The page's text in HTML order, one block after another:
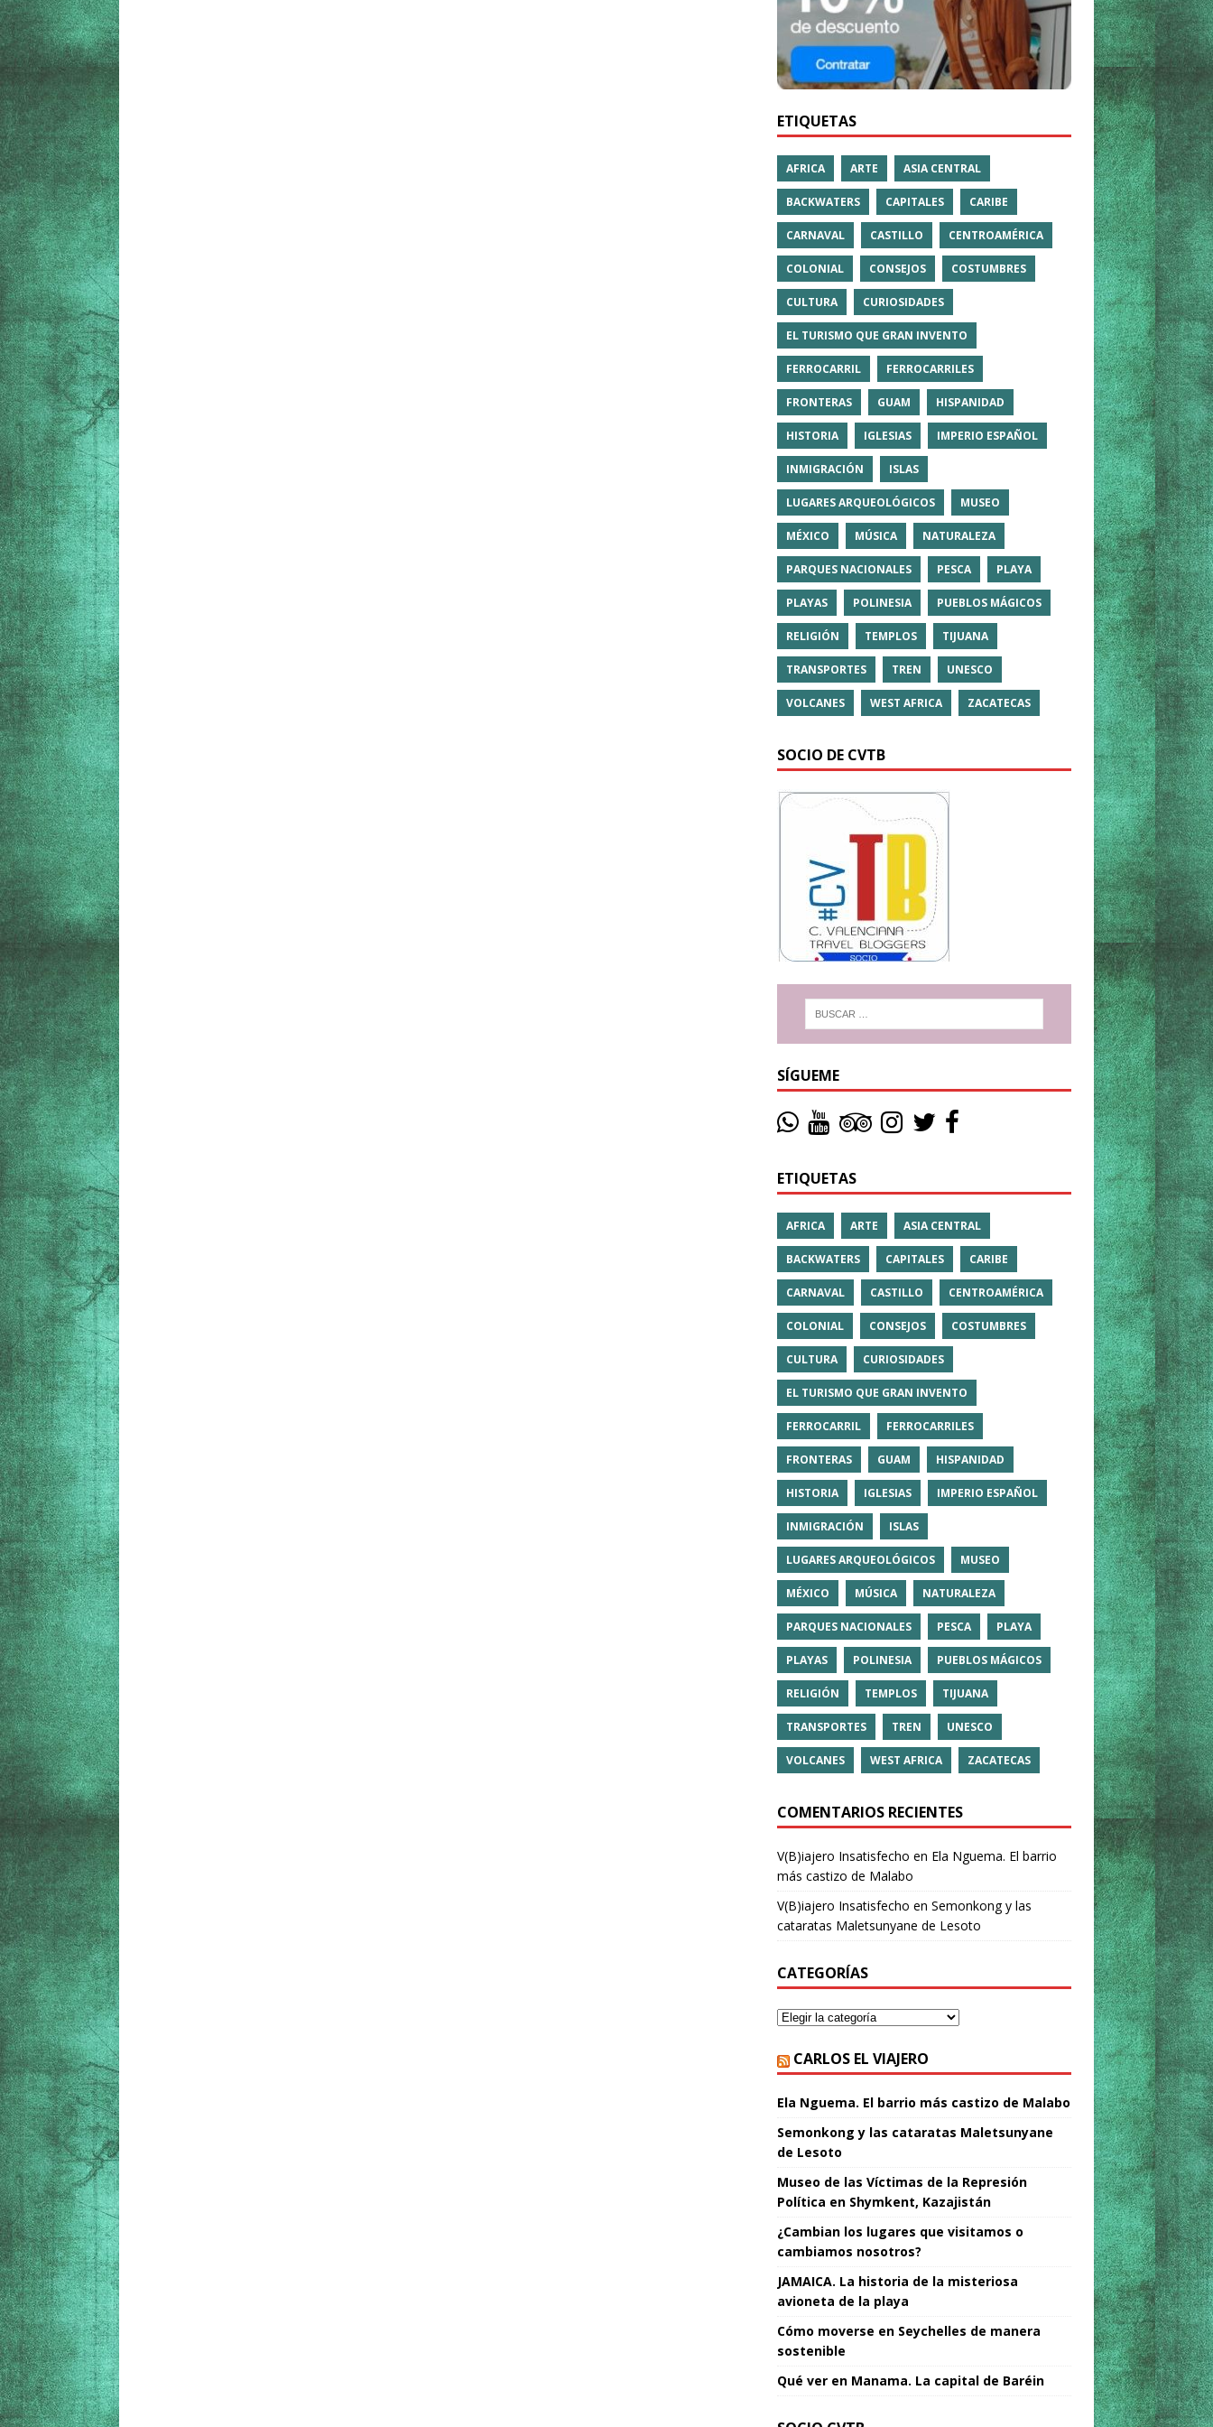
ETIQUETAS
AFRICA ARTE ASIA CENTRAL
BACKWATERS CAPITALES CARIBE
CARNAVAL CASTILLO CENTROAMÉRICA
COLONIAL CONSEJOS COSTUMBRES
CULTURA CURIOSIDADES
EL TURISMO QUE GRAN INVENTO
FERROCARRIL FERROCARRILES
FRONTERAS GUAM HISPANIDAD
HISTORIA IGLESIAS IMPERIO ESPAÑOL
INMIGRACIÓN ISLAS
LUGARES ARQUEOLÓGICOS MUSEO
MÉXICO MÚSICA NATURALEZA
PARQUES NACIONALES PESCA PLAYA
PLAYAS POLINESIA PUEBLOS MÁGICOS
RELIGIÓN TEMPLOS TIJUANA
TRANSPORTES TREN UNESCO
VOLCANES WEST AFRICA ZACATECAS
SOCIO DE CVTB
SÍGUEME
ETIQUETAS
AFRICA ARTE ASIA CENTRAL
BACKWATERS CAPITALES CARIBE
CARNAVAL CASTILLO CENTROAMÉRICA
COLONIAL CONSEJOS COSTUMBRES
CULTURA CURIOSIDADES
EL TURISMO QUE GRAN INVENTO
FERROCARRIL FERROCARRILES
FRONTERAS GUAM HISPANIDAD
HISTORIA IGLESIAS IMPERIO ESPAÑOL
INMIGRACIÓN ISLAS
LUGARES ARQUEOLÓGICOS MUSEO
MÉXICO MÚSICA NATURALEZA
PARQUES NACIONALES PESCA PLAYA
PLAYAS POLINESIA PUEBLOS MÁGICOS
RELIGIÓN TEMPLOS TIJUANA
TRANSPORTES TREN UNESCO
VOLCANES WEST AFRICA ZACATECAS
COMENTARIOS RECIENTES
V(B)iajero Insatisfecho en Ela Nguema. El barrio
más castizo de Malabo
V(B)iajero Insatisfecho en Semonkong y las
cataratas Maletsunyane de Lesoto
CATEGORÍAS
CARLOS EL VIAJERO
Ela Nguema. El barrio más castizo de Malabo
Semonkong y las cataratas Maletsunyane
de Lesoto
Museo de las Víctimas de la Represión
Política en Shymkent, Kazajistán
¿Cambian los lugares que visitamos o
cambiamos nosotros?
JAMAICA. La historia de la misteriosa
avioneta de la playa
Cómo moverse en Seychelles de manera
sostenible
Qué ver en Manama. La capital de Baréin